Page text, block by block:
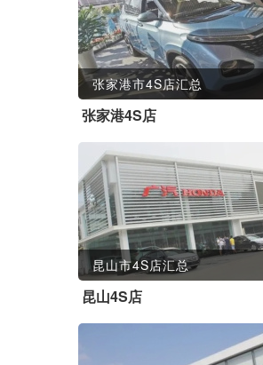
张家港市4S店汇总
张家港4S店
昆山市4S店汇总
昆山4S店